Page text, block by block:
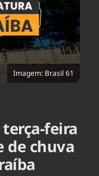
Imagem: Brasil 61
terça-feira
de chuva